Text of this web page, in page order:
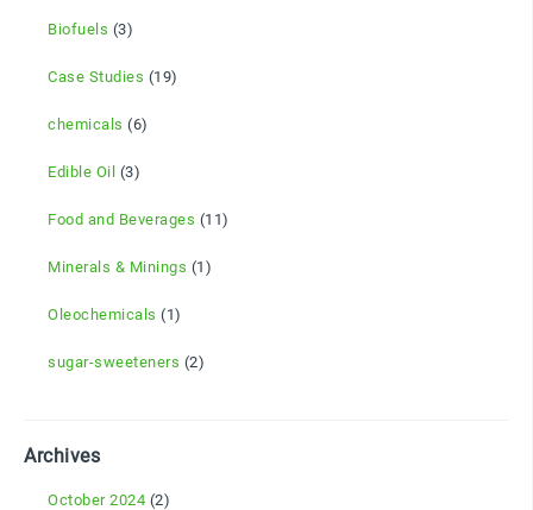
Biofuels (3)
Case Studies (19)
chemicals (6)
Edible Oil (3)
Food and Beverages (11)
Minerals & Minings (1)
Oleochemicals (1)
sugar-sweeteners (2)
Archives
October 2024 (2)